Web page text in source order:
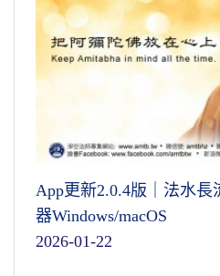
App更新2.0.4版｜法水
器Windows/macOS
2026-01-22